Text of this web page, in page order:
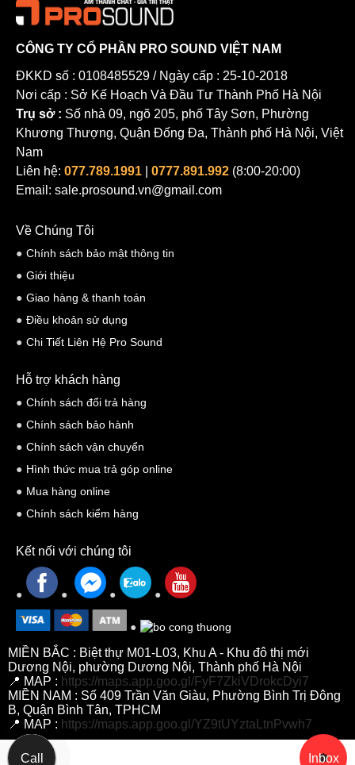
CÔNG TY CỔ PHẦN PRO SOUND VIỆT NAM
ĐKKD số : 0108485529 / Ngày cấp : 25-10-2018
Nơi cấp : Sở Kế Hoạch Và Đầu Tư Thành Phố Hà Nội
Trụ sở : Số nhà 09, ngõ 205, phố Tây Sơn, Phường
Khương Thượng, Quận Đống Đa, Thành phố Hà Nội, Việt
Nam
Liên hệ: 077.789.1991 0777.891.992 (8:00-20:00)
Email: sale.prosound.vn@gmail.com
Về Chúng Tôi
Chính sách bảo mật thông tin
Giới thiệu
Giao hàng & thanh toán
Điều khoản sử dụng
Chi Tiết Liên Hệ Pro Sound
Hỗ trợ khách hàng
Chính sách đổi trả hàng
Chính sách bảo hành
Chính sách vận chuyển
Hình thức mua trả góp online
Mua hàng online
Chính sách kiểm hàng
Kết nối với chúng tôi
MIỀN BẮC : Biệt thự M01-L03, Khu A - Khu đô thị mới
Dương Nội, phường Dương Nội, Thành phố Hà Nội
📍 MAP : https://maps.app.goo.gl/FyF7ZkiVDrokcDyi7
MIỀN NAM : Số 409 Trần Văn Giàu, Phường Bình Trị Đông
B, Quận Bình Tân, TPHCM
📍 MAP : https://maps.app.goo.gl/YZ9tUYztaLtnPvwh7
Call Inbox